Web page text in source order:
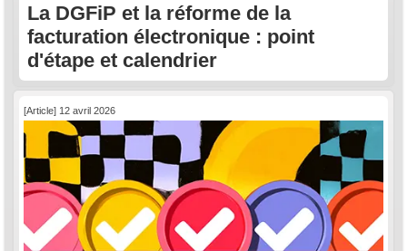
La DGFiP et la réforme de la
facturation électronique : point
d'étape et calendrier
[Article] 12 avril 2026